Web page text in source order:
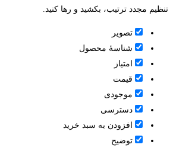
تنظیم مجدد ترتیب، بکشید و رها کنید.
تصویر
شناسۀ محصول
امتیاز
قيمت
موجودی
دسترسی
افزودن به سبد خرید
توضیح